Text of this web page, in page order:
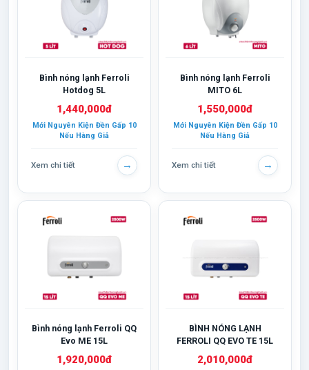
Bình nóng lạnh Ferroli
Hotdog 5L
1,440,000đ
Mới Nguyên Kiện Đền Gấp 10
Nếu Hàng Giả
Xem chi tiết →
Bình nóng lạnh Ferroli
MITO 6L
1,550,000đ
Mới Nguyên Kiện Đền Gấp 10
Nếu Hàng Giả
Xem chi tiết →
Bình nóng lạnh Ferroli QQ
Evo ME 15L
1,920,000đ
BÌNH NÓNG LẠNH
FERROLI QQ EVO TE 15L
2,010,000đ